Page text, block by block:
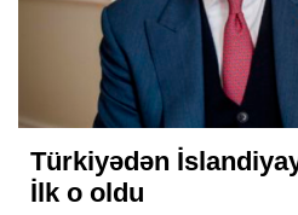
Türkiyədən
İlk o oldu